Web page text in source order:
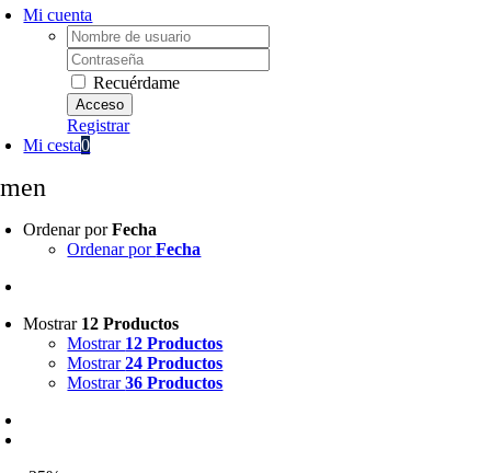
Mi cuenta
Username:
Password:
Recuérdame
Registrar
Mi cesta0
Ordenar porFecha
Ordenar porFecha
Mostrar 12 Productos
Mostrar 12 Productos
Mostrar24 Productos
Mostrar36 Productos